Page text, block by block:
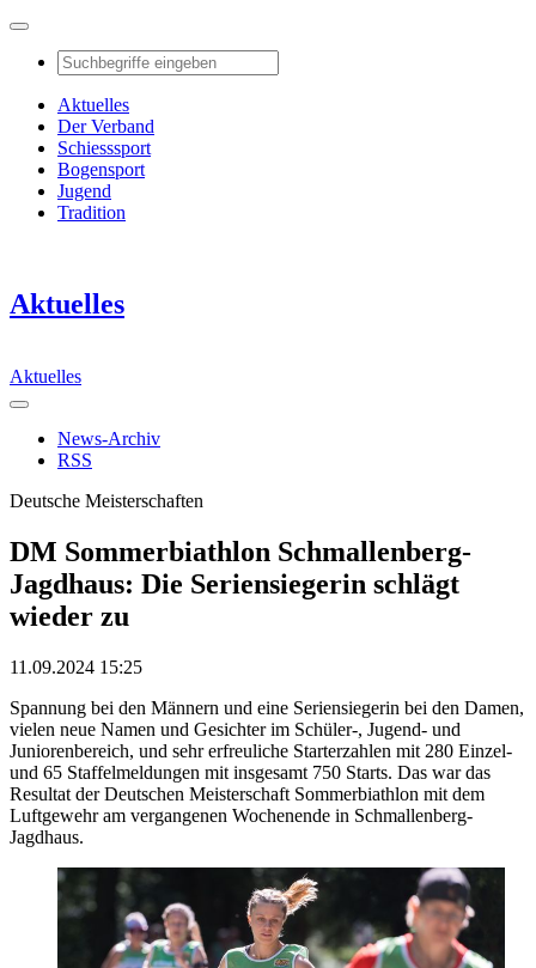
Aktuelles
Der Verband
Schiesssport
Bogensport
Jugend
Tradition
Aktuelles
Aktuelles
News-Archiv
RSS
Deutsche Meisterschaften
DM Sommerbiathlon Schmallenberg-
Jagdhaus: Die Seriensiegerin schlägt
wieder zu
11.09.2024 15:25
Spannung bei den Männern und eine Seriensiegerin bei den Damen,
vielen neue Namen und Gesichter im Schüler-, Jugend- und
Juniorenbereich, und sehr erfreuliche Starterzahlen mit 280 Einzel-
und 65 Staffelmeldungen mit insgesamt 750 Starts. Das war das
Resultat der Deutschen Meisterschaft Sommerbiathlon mit dem
Luftgewehr am vergangenen Wochenende in Schmallenberg-
Jagdhaus.